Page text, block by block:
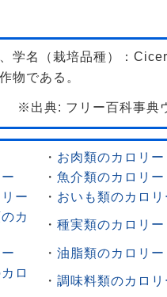
学名（栽培品種）：
物である。
※出典: フリー百科事典
・ お肉類のカロリー
・ 魚介類のカロリー
ー ・ おいも類のカロリ
カ
・ 種実類のカロリー
・ 油脂類のカロリー
ロ
・ 調味料類のカロリ